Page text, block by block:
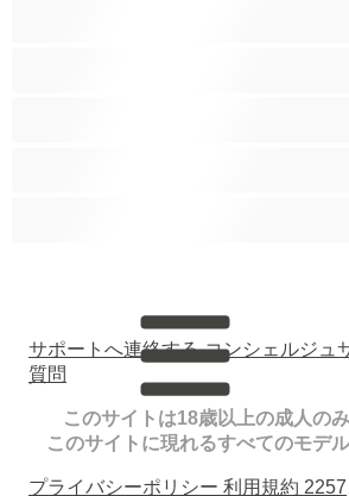
サポートへ連絡する コンシェルジュ
質問
このサイトは18歳以上の成人の
このサイトに現れるすべてのモデ
プライバシーポリシー 利用規約 2257